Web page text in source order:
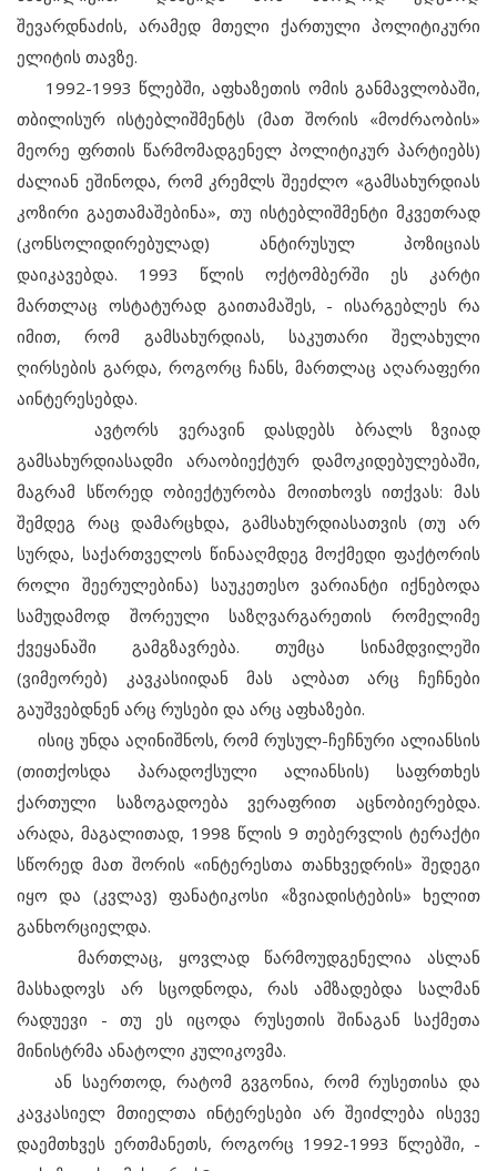
შევარდნაძის, არამედ მთელი ქართული პოლიტიკური
ელიტის თავზე.
1992-1993 წლებში, აფხაზეთის ომის განმავლობაში,
თბილისურ ისტებლიშმენტს (მათ შორის «მოძრაობის»
მეორე ფრთის წარმომადგენელ პოლიტიკურ პარტიებს)
ძალიან ეშინოდა, რომ კრემლს შეეძლო «გამსახურდიას
კოზირი გაეთამაშებინა», თუ ისტებლიშმენტი მკვეთრად
(კონსოლიდირებულად) ანტირუსულ პოზიციას
დაიკავებდა. 1993 წლის ოქტომბერში ეს კარტი
მართლაც ოსტატურად გაითამაშეს, - ისარგებლეს რა
იმით, რომ გამსახურდიას, საკუთარი შელახული
ღირსების გარდა, როგორც ჩანს, მართლაც აღარაფერი
აინტერესებდა.
ავტორს ვერავინ დასდებს ბრალს ზვიად
გამსახურდიასადმი არაობიექტურ დამოკიდებულებაში,
მაგრამ სწორედ ობიექტურობა მოითხოვს ითქვას: მას
შემდეგ რაც დამარცხდა, გამსახურდიასათვის (თუ არ
სურდა, საქართველოს წინააღმდეგ მოქმედი ფაქტორის
როლი შეერულებინა) საუკეთესო ვარიანტი იქნებოდა
სამუდამოდ შორეული საზღვარგარეთის რომელიმე
ქვეყანაში გამგზავრება. თუმცა სინამდვილეში
(ვიმეორებ) კავკასიიდან მას ალბათ არც ჩეჩნები
გაუშვებდნენ არც რუსები და არც აფხაზები.
ისიც უნდა აღინიშნოს, რომ რუსულ-ჩეჩნური ალიანსის
(თითქოსდა პარადოქსული ალიანსის) საფრთხეს
ქართული საზოგადოება ვერაფრით აცნობიერებდა.
არადა, მაგალითად, 1998 წლის 9 თებერვლის ტერაქტი
სწორედ მათ შორის «ინტერესთა თანხვედრის» შედეგი
იყო და (კვლავ) ფანატიკოსი «ზვიადისტების» ხელით
განხორციელდა.
მართლაც, ყოვლად წარმოუდგენელია ასლან
მასხადოვს არ სცოდნოდა, რას ამზადებდა სალმან
რადუევი - თუ ეს იცოდა რუსეთის შინაგან საქმეთა
მინისტრმა ანატოლი კულიკოვმა.
ან საერთოდ, რატომ გვგონია, რომ რუსეთისა და
კავკასიელ მთიელთა ინტერესები არ შეიძლება ისევე
დაემთხვეს ერთმანეთს, როგორც 1992-1993 წლებში, -